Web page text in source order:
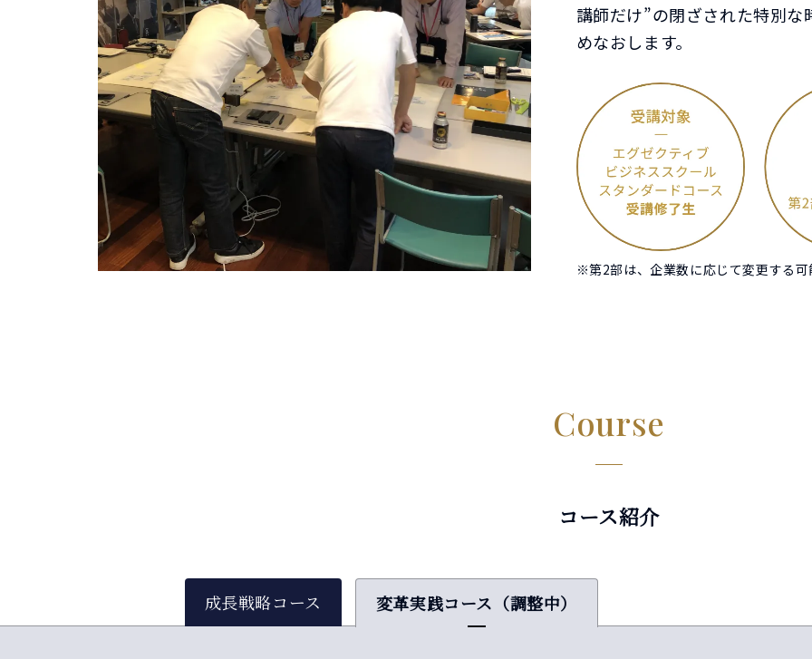
講師だけ”の閉ざされた特別
めなおします。
※第2部は、企業数に応じて変更する
Course
コース紹介
成長戦略コース 変革実践コース（調整中）